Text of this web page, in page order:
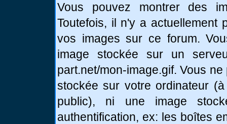
Vous pouvez montrer des
Toutefois, il n'y a actuellement
vos images sur ce forum.
image stockée sur un
part.net/mon-image.gif. Vous
stockée sur votre ordinateur
public), ni une image
authentification, ex: les boîtes